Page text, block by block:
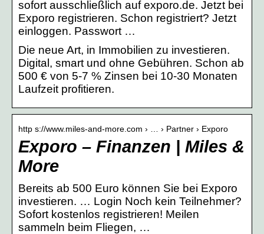
sofort ausschließlich auf exporo.de. Jetzt bei
Exporo registrieren. Schon registriert? Jetzt
einloggen. Passwort …
Die neue Art, in Immobilien zu investieren.
Digital, smart und ohne Gebühren. Schon ab
500 € von 5-7 % Zinsen bei 10-30 Monaten
Laufzeit profitieren.
http s://www.miles-and-more.com › … › Partner › Exporo
Exporo – Finanzen | Miles &
More
Bereits ab 500 Euro können Sie bei Exporo
investieren. … Login Noch kein Teilnehmer?
Sofort kostenlos registrieren! Meilen
sammeln beim Fliegen, …